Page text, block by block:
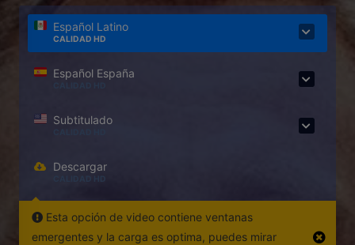
Español Latino
CALIDAD HD
Español España
Subtitulado
Descargar
Esta opción de video contiene ventanas
emergentes y la carga es optima, puedes mirar